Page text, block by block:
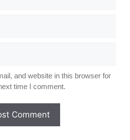
and website in this browser for
time I comment.